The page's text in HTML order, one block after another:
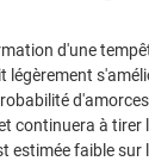
d'une
continuera à tirer
faible